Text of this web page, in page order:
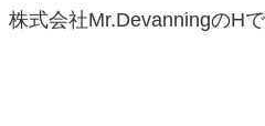
式会社Mr.DevanningのH